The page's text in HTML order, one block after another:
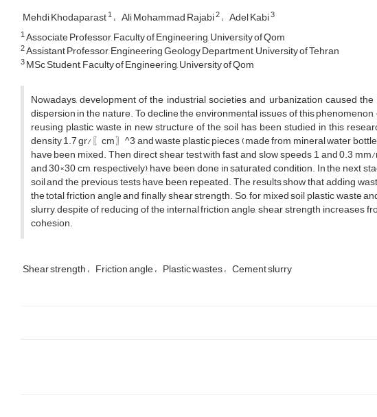
Mehdi Khodaparast1 Ali Mohammad Rajabi2 Adel Kabi3
1Associate Professor, Faculty of Engineering, University of Qom
2Assistant Professor, Engineering Geology Department, University of Tehran
3MSc Student, Faculty of Engineering, University of Qom
Nowadays, development of the industrial societies and urbanization caused
dispersion in the nature. To decline the environmental issues of this
reusing plastic waste in new structure of the soil has been studied in this
density 1.7 gr/〖cm〗^3 and waste plastic pieces (made from mineral water
have been mixed. Then direct shear test with fast and slow speeds 1 and 0.3
and 30×30 cm, respectively), have been done in saturated condition. In the next
soil and the previous tests have been repeated. The results show that adding
the total friction angle and finally shear strength. So, for mixed soil plastic waste
slurry, despite of reducing of the internal friction angle, shear strength increases
cohesion.
Shear strength Friction angle Plastic wastes Cement slurry